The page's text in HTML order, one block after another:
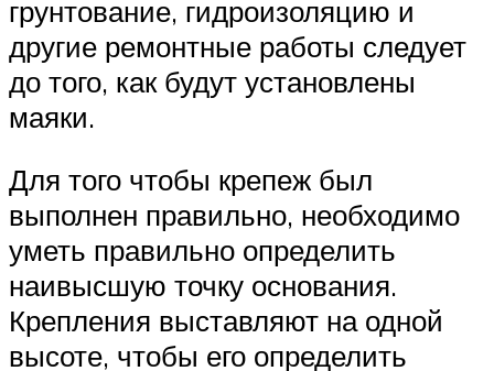
грунтование, гидроизоляцию и
другие ремонтные работы следует
до того, как будут установлены
маяки.
Для того чтобы крепеж был
выполнен правильно, необходимо
уметь правильно определить
наивысшую точку основания.
Крепления выставляют на одной
высоте, чтобы его определить